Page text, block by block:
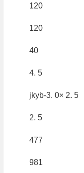
120
120
40
4. 5
jkyb-3. 0× 2. 5
2. 5
477
981